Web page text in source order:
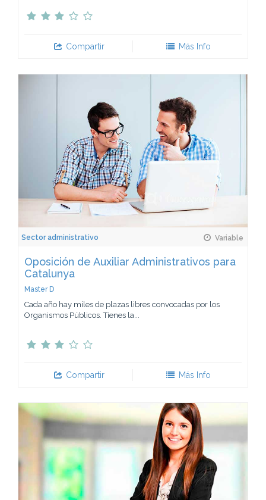
Compartir Más Info
Sector administrativo Variable
Oposición de Auxiliar Administrativos para
Catalunya
Master D
Cada año hay miles de plazas libres convocadas por los
Organismos Públicos. Tienes la...
Compartir Más Info